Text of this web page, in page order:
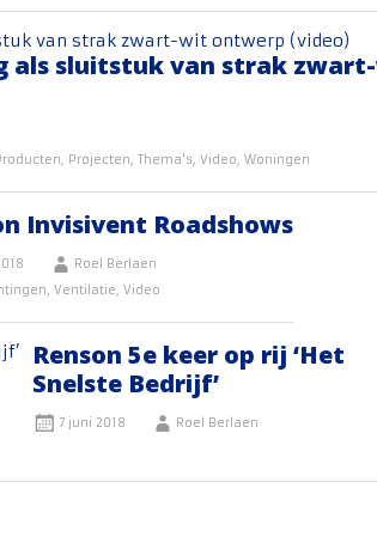
als sluitstuk van strak
, Projecten, Thema's, Video, Woningen
Invisivent Roadshows
Roel Berlaen
, Ventilatie, Video
Renson 5e keer op rij ‘Het
Snelste Bedrijf’
7 juni 2018
Roel Berlaen